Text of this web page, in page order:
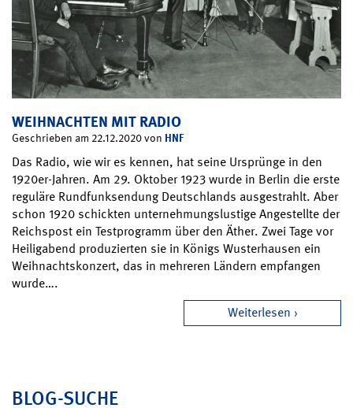
WEIHNACHTEN MIT RADIO
Geschrieben am 22.12.2020 von HNF
Das Radio, wie wir es kennen, hat seine Ursprünge in den
1920er-Jahren. Am 29. Oktober 1923 wurde in Berlin die erste
reguläre Rundfunksendung Deutschlands ausgestrahlt. Aber
schon 1920 schickten unternehmungslustige Angestellte der
Reichspost ein Testprogramm über den Äther. Zwei Tage vor
Heiligabend produzierten sie in Königs Wusterhausen ein
Weihnachtskonzert, das in mehreren Ländern empfangen
wurde….
Weiterlesen
BLOG-SUCHE